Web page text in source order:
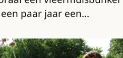
paar jaar een…